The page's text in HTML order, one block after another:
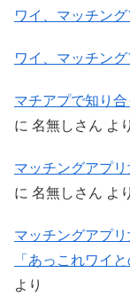
ワイ、マッチン
ワイ、マッチン
マチアプで知り
に 名無しさん より
マッチングアプ
に 名無しさん より
マッチングアプ
「あっこれワイ
より